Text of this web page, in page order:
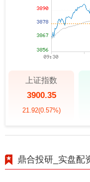
上证指数
3900.35
21.92(0.57%)
鼎合投研_实盘配